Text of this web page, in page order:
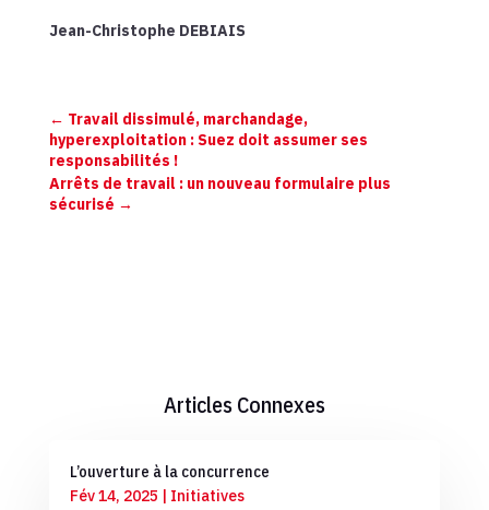
Jean-Christophe DEBIAIS
← Travail dissimulé, marchandage,
hyperexploitation : Suez doit assumer ses
responsabilités !
Arrêts de travail : un nouveau formulaire plus
sécurisé →
Articles Connexes
L’ouverture à la concurrence
Fév 14, 2025 | Initiatives